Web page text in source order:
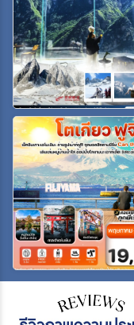
สายการบิน
ตั้งแต่วันที่
ถึงวันที่
เฉพาะเดือน
เฉพาะเทศกาล